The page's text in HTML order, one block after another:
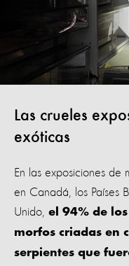
Las crueles
exóticas
En las exposiciones de
en Canadá, los Países
Unido, el 94% de
morfos criadas en
serpientes que